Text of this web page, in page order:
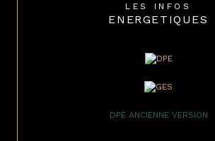
LES INFOS
ENERGETIQUES
DPE ANCIENNE VERSION